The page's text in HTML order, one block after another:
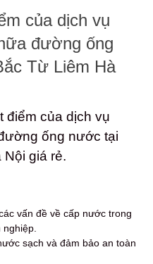
của dịch vụ
đường ống
Từ Liêm Hà
điểm của dịch vụ
ống nước tại
Nội giá rẻ.
vấn đề về cấp nước trong
nghiệp.
sạch và đảm bảo an toàn